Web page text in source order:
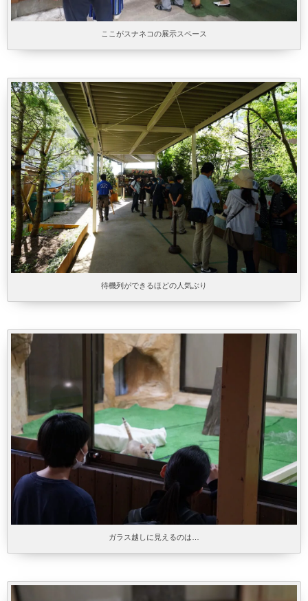
ここがスナネコの展示スペース
待機列ができるほどの人気ぶり
ガラス越しに見えるのは…